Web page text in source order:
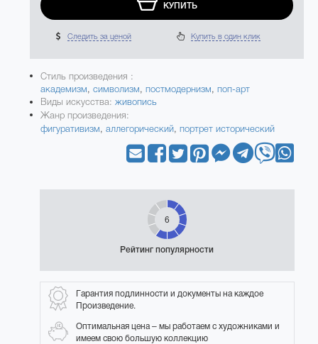
КУПИТЬ
Следить за ценой Купить в один клик
Стиль произведения :
академизм,символизм,постмодернизм,поп-арт
Виды искусства:живопись
Жанр произведения:
фигуративизм,аллегорический,портрет исторический
6
Рейтинг популярности
Гарантия подлинности и документы на каждое
Произведение.
Оптимальная цена – мы работаем с художниками и
имеем свою большую коллекцию